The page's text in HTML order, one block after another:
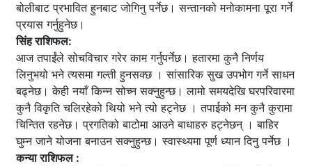
बोलीबाट प्रभावित हुनबाट जोगिनु पर्नेछ। सन्तानको मनोकामना पूरा गर्ने
प्रयास गर्नुहुनेछ।
सिंह राशिफल:
आज तपाईंले सोचविचार गरेर काम गर्नुपर्नेछ। हतारमा कुनै निर्णय
लिनुभयो भने त्यसमा गल्ती हुनसक्छ । सांसारिक सुख उपभोग गर्ने साधन
बढ्नेछ। केही नयाँ किन्न सोच्न सक्नुहुन्छ। लामो समयदेखि घरपरिवारमा
कुनै विकृति चलिरहेको थियो भने त्यो हट्नेछ । तपाईको मन कुनै कुरामा
चिन्तित रहनेछ। प्रगतिको बाटोमा आउने बाधाहरु हट्नेछन् । बाहिर
घुम्न जाने योजना बनाउन सक्नुहुन्छ। स्वास्थ्यमा पूर्ण ध्यान दिनु पर्नेछ ।
कन्या राशिफल :